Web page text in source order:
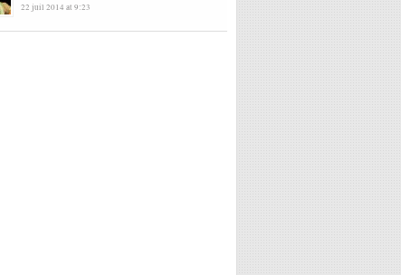
22 juil 2014 at 9:23